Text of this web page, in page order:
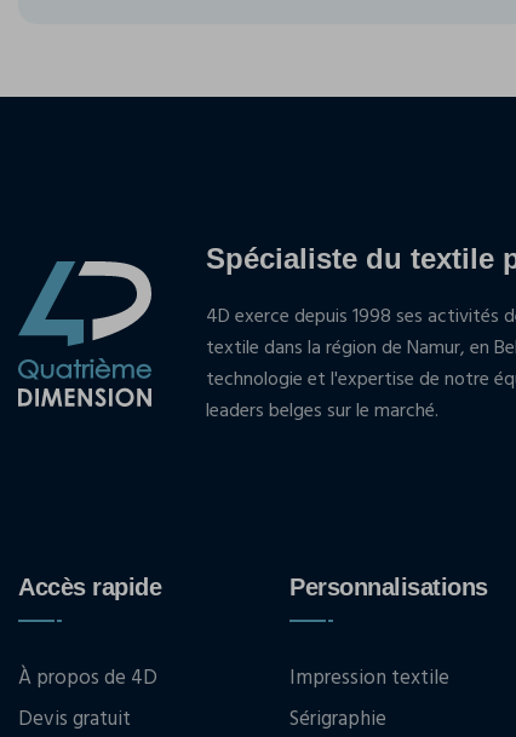
Spécialiste du textile
4D exerce depuis 1998 ses activités
textile dans la région de Namur, en
technologie et l'expertise de notre
leaders belges sur le marché.
Accès rapide
À propos de 4D
Devis gratuit
Personnalisations
Impression textile
Sérigraphie